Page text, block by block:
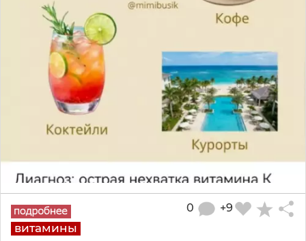
витамины
+9
0